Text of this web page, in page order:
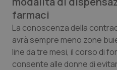
Campania
Emilia-Romagna
Car-T
Colesterolo &
farmaci
La conoscenza della
avrà sempre meno zone
line da tre mesi, il corso di
consente alle donne di